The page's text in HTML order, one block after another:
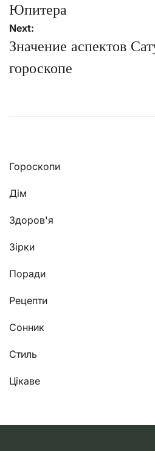
Юпитера
Next:
Значение аспектов
гороскопе
Гороскопи
Дім
Здоров'я
Зірки
Поради
Рецепти
Сонник
Стиль
Цікаве